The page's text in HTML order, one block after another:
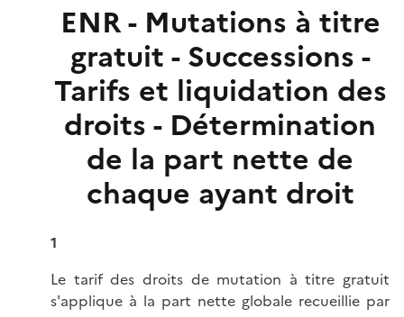
ENR - Mutations à titre
gratuit - Successions -
Tarifs et liquidation des
droits - Détermination
de la part nette de
chaque ayant droit
1
Le tarif des droits de mutation à titre gratuit
s'applique à la part nette globale recueillie par